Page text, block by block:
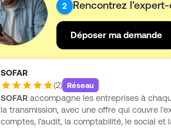
2 Rencontrez
Déposer ma demande
SOFAR
(2) Réseau
SOFAR accompagne les entreprises à
la transmission, avec une offre qui couvre
comptes, l’audit, la comptabilité, le social